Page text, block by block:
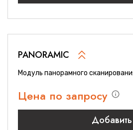
PANORAMIC
Модуль панорамного
Цена по запросу
Добавить